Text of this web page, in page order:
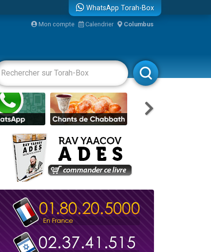
le temps
WhatsApp Torah-Box
Mon compte Calendrier Columbus
Livres Rabbanim